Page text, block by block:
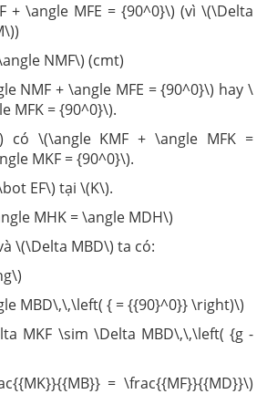
+ \angle MFE = {90^0}\) (vì \(\Delta
NMF\) (cmt)
NMF + \angle MFE = {90^0}\) hay \
MFK = {90^0}\).
có \(\angle KMF + \angle MFK =
MKF = {90^0}\).
EF\) tại \(K\).
MHK = \angle MDH\)
\(\Delta MBD\) ta có:
MBD\,\,\left( { = {{90}^0}} \right)\)
MKF \sim \Delta MBD\,\,\left( {g -
= \frac{{MF}}{{MD}}\)